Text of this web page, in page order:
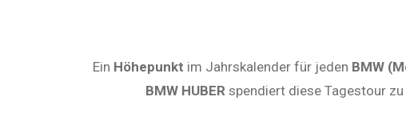
Ein Höhepunkt im Jahrskalender für jeden BMW
BMW HUBER spendiert diese Tagestour zu